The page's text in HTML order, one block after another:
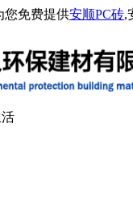
您免费提供安顺PC砖,